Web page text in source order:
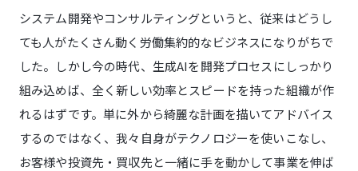
システム開発やコンサルティングというと、従来はどうし
ても人がたくさん動く労働集約的なビジネスになりがちで
した。しかし今の時代、生成AIを開発プロセスにしっかり
組み込めば、全く新しい効率とスピードを持った組織が作
れるはずです。単に外から綺麗な計画を描いてアドバイス
するのではなく、我々自身がテクノロジーを使いこなし、
お客様や投資先・買収先と一緒に手を動かして事業を伸ば